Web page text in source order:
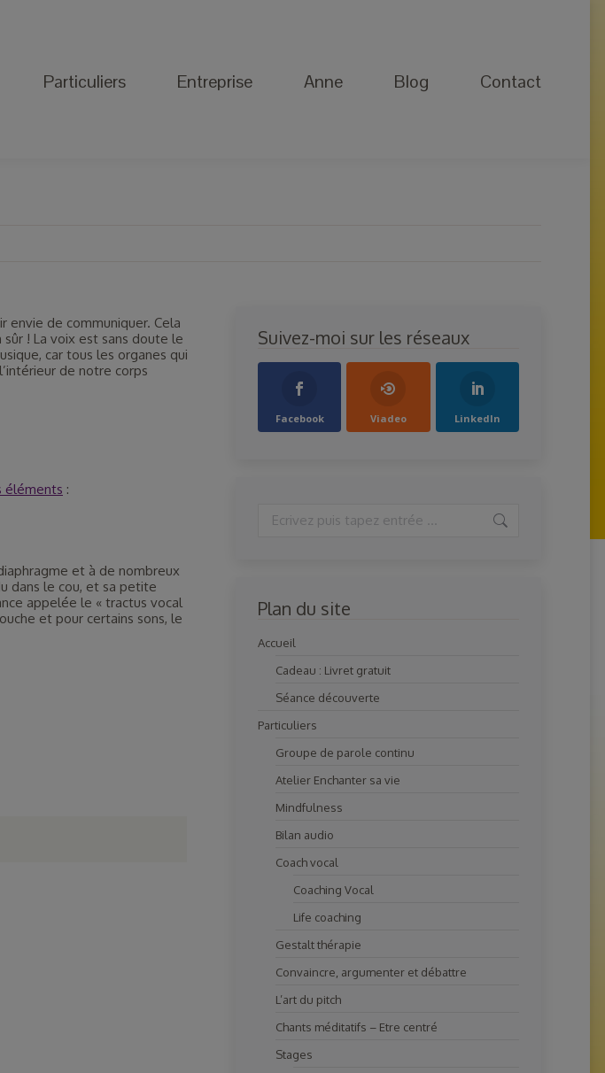
Particuliers Entreprise Anne Blog Contact
envie de communiquer. Cela
! La voix est sans doute le
car tous les organes qui
de notre corps
éléments :
et à de nombreux
dans le cou, et sa petite
appelée le « tractus vocal
et pour certains sons, le
Suivez-moi sur les réseaux
Facebook Viadeo LinkedIn
Search:
Plan du site
Accueil
Cadeau : Livret gratuit
Séance découverte
Particuliers
Groupe de parole continu
Atelier Enchanter sa vie
Mindfulness
Bilan audio
Coach vocal
Coaching Vocal
Life coaching
Gestalt thérapie
Convaincre, argumenter et débattre
L’art du pitch
Chants méditatifs – Etre centré
Stages